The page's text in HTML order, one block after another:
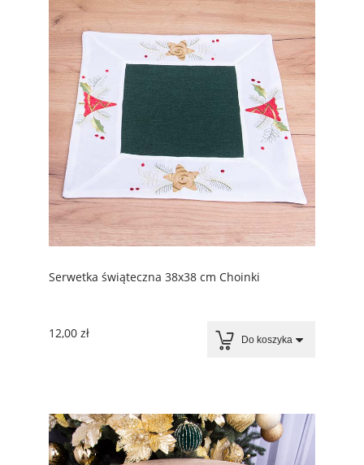
Serwetka świąteczna 38x38 cm Choinki
12,00 zł Do koszyka